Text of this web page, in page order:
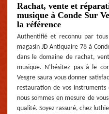
Rachat, vente et
musique à Conde Sur
la référence
Authentifié et reconnu par
magasin JD Antiquaire 78 à
dans le domaine de rachat,
musique. N’hésitez pas à le
Vesgre saura vous donner
restauration de vos instruments
nous sommes en mesure de
qualité. Soyez rassuré, chez